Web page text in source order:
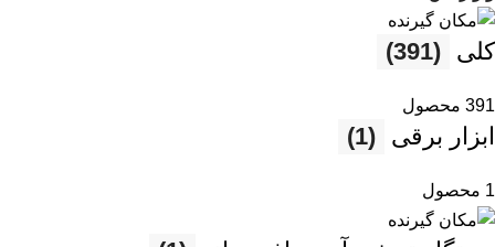
کلی (391)
391 محصول
ابزار برقی (1)
1 محصول